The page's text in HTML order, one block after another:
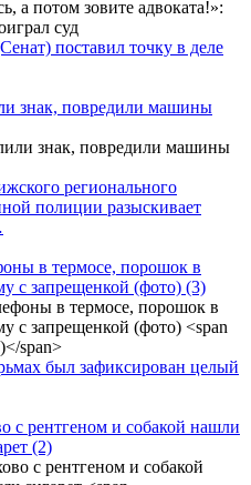
поставил точку в деле
знак, повредили машины
регионального
полиции разыскивает
в термосе, порошок в
с запрещенкой (фото) (3)
был зафиксирован целый
с рентгеном и собакой нашли
(2)